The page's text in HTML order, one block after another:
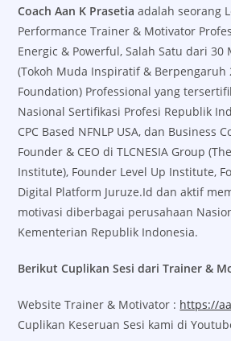
Coach Aan K Prasetiaadalah seorang
Performance Trainer & Motivator
Energic & Powerful, Salah Satu dari 30
(Tokoh Muda Inspiratif & Berpengaruh
Foundation) Professional yang
Nasional Sertifikasi Profesi Republik
CPC Based NFNLP USA, dan Business
Founder & CEO di TLCNESIA Group
Institute), Founder Level Up Institute,
Digital Platform Juruze.Id dan aktif
motivasi diberbagai perusahaan
Kementerian Republik Indonesia.
Berikut Cuplikan Sesi dari Trainer &
Website Trainer & Motivator : https://
Cuplikan Keseruan Sesi kami di